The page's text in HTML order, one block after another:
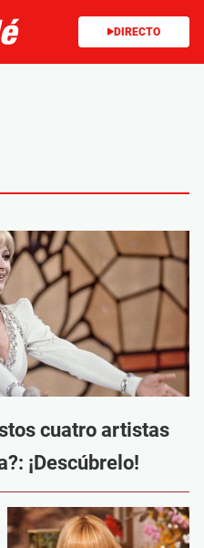
DIRECTO
cuatro artistas
¡Descúbrelo!